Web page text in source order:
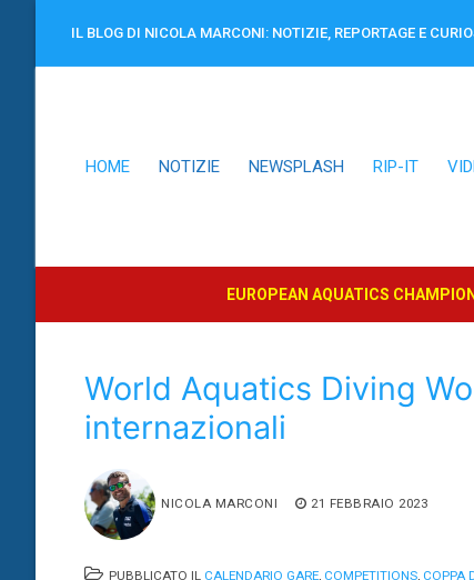
contenuto
IL BLOG DI NICOLA MARCONI: NOTIZIE, REPORTAGE E
HOME NOTIZIE NEWSPLASH RIP-IT
EUROPEAN AQUATICS
World Aquatics Diving
internazionali
NICOLA MARCONI 21 FEBBRAIO 2023
PUBBLICATO IL CALENDARIO GARE COMPETITIONS COPPA